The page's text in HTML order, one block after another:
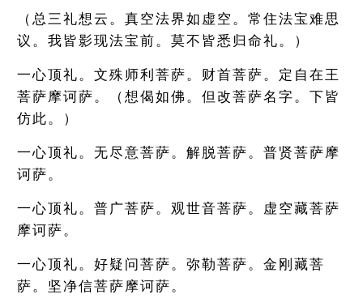
（总三礼想云。真空法界如虚空。常住法宝难思
议。我皆影现法宝前。莫不皆悉归命礼。）
一心顶礼。文殊师利菩萨。财首菩萨。定自在王
菩萨摩诃萨。（想偈如佛。但改菩萨名字。下皆
仿此。）
一心顶礼。无尽意菩萨。解脱菩萨。普贤菩萨摩
诃萨。
一心顶礼。普广菩萨。观世音菩萨。虚空藏菩萨
摩诃萨。
一心顶礼。好疑问菩萨。弥勒菩萨。金刚藏菩
萨。坚净信菩萨摩诃萨。